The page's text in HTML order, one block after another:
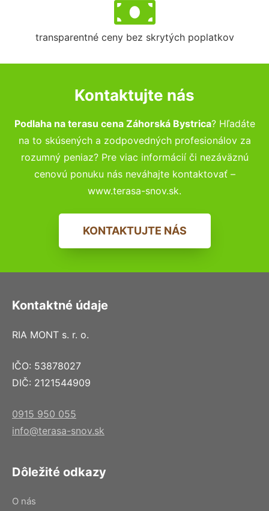
transparentné ceny bez skrytých poplatkov
Kontaktujte nás
Podlaha na terasu cena Záhorská Bystrica? Hľadáte
na to skúsených a zodpovedných profesionálov za
rozumný peniaz? Pre viac informácií či nezáväznú
cenovú ponuku nás neváhajte kontaktovať –
www.terasa-snov.sk.
KONTAKTUJTE NÁS
Kontaktné údaje
RIA MONT s. r. o.
IČO: 53878027
DIČ: 2121544909
0915 950 055
info@terasa-snov.sk
Dôležité odkazy
O nás